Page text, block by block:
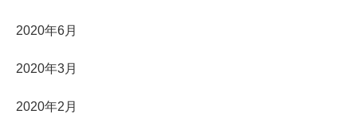
2020年6月
2020年3月
2020年2月